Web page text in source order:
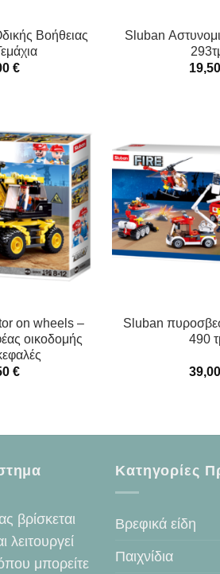
Βοήθειας
€
Sluban
on wheels –
οικοδομής
€
Sluban
490
βρίσκεται
λειτουργεί
μπορείτε
Κατηγορίες
Βρεφικά είδη
Παιχνίδια